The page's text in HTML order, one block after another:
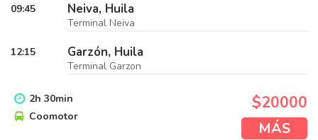
09:45 Neiva, Huila
Terminal Neiva
12:15 Garzón, Huila
Terminal Garzon
2h 30min
Coomotor
$20000
MÁS